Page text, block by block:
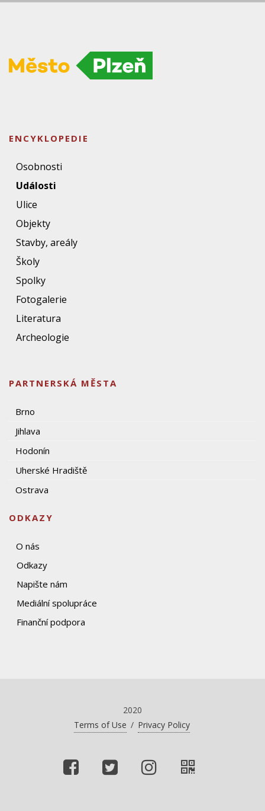
ENCYKLOPEDIE
Osobnosti
Události
Ulice
Objekty
Stavby, areály
Školy
Spolky
Fotogalerie
Literatura
Archeologie
PARTNERSKÁ MĚSTA
Brno
Jihlava
Hodonín
Uherské Hradiště
Ostrava
ODKAZY
O nás
Odkazy
Napište nám
Mediální spolupráce
Finanční podpora
2020
Terms of Use / Privacy Policy